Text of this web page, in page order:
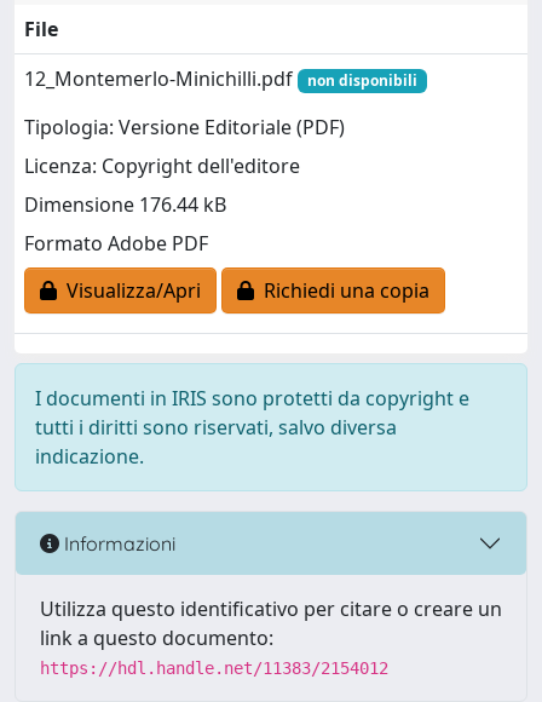
File
12_Montemerlo-Minichilli.pdf
non disponibili
Tipologia: Versione Editoriale (PDF)
Licenza: Copyright dell'editore
Dimensione 176.44 kB
Formato Adobe PDF
Visualizza/Apri
Richiedi una copia
I documenti in IRIS sono protetti da copyright e
tutti i diritti sono riservati, salvo diversa
indicazione.
Informazioni
Utilizza questo identificativo per citare o creare un
link a questo documento:
https://hdl.handle.net/11383/2154012